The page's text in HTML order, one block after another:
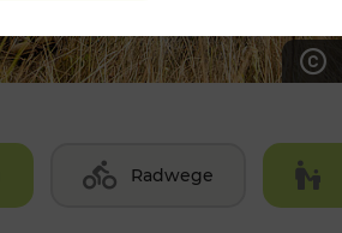
Radwege